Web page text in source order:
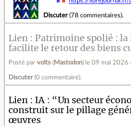
Discuter(78 commentaires).
Lien
Patrimoine spolié : la
facilite le retour des biens
Posté par volts ( Mastodon) le 09 mai 2026
Discuter (0 commentaire).
Lien
IA : “Un secteur
construit sur le pillage
œuvres